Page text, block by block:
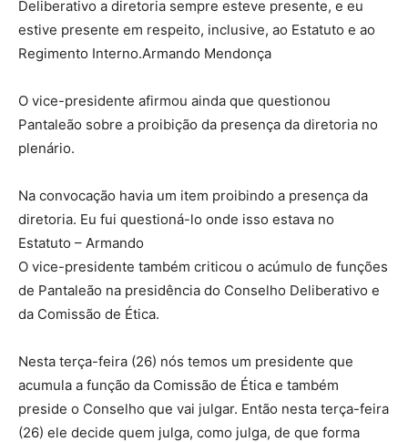
Deliberativo a diretoria sempre esteve presente, e eu
estive presente em respeito, inclusive, ao Estatuto e ao
Regimento Interno.Armando Mendonça
O vice-presidente afirmou ainda que questionou
Pantaleão sobre a proibição da presença da diretoria no
plenário.
Na convocação havia um item proibindo a presença da
diretoria. Eu fui questioná-lo onde isso estava no
Estatuto – Armando
O vice-presidente também criticou o acúmulo de funções
de Pantaleão na presidência do Conselho Deliberativo e
da Comissão de Ética.
Nesta terça-feira (26) nós temos um presidente que
acumula a função da Comissão de Ética e também
preside o Conselho que vai julgar. Então nesta terça-feira
(26) ele decide quem julga, como julga, de que forma